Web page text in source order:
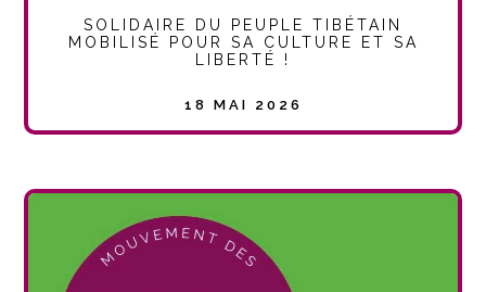
SOLIDAIRE DU PEUPLE TIBÉTAIN
MOBILISÉ POUR SA CULTURE ET SA
LIBERTÉ !
18 MAI 2026